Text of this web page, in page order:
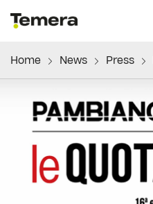
temera
Home News Press